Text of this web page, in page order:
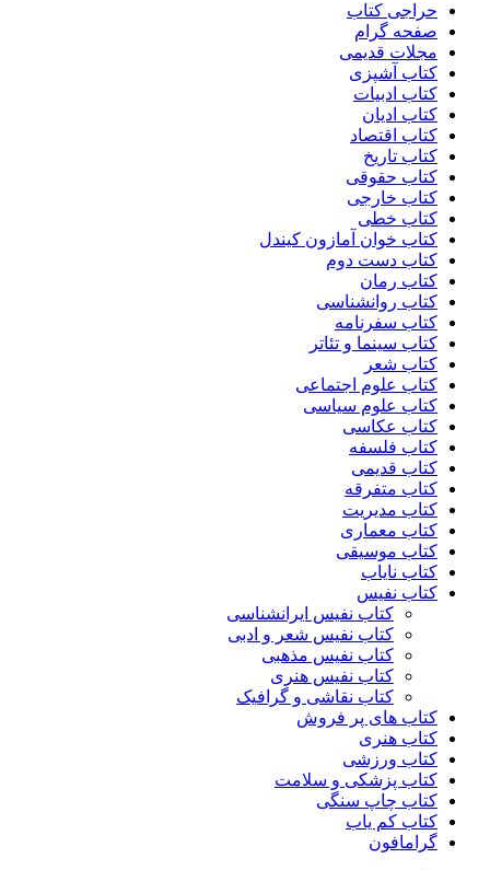
حراجی کتاب
صفحه گرام
مجلات قدیمی
کتاب آشپزی
کتاب ادبیات
کتاب ادیان
کتاب اقتصاد
کتاب تاریخ
کتاب حقوقی
کتاب خارجی
کتاب خطی
کتاب خوان آمازون کیندل
کتاب دست دوم
کتاب رمان
کتاب روانشناسی
کتاب سفرنامه
کتاب سینما و تئاتر
کتاب شعر
کتاب علوم اجتماعی
کتاب علوم سیاسی
کتاب عکاسی
کتاب فلسفه
کتاب قدیمی
کتاب متفرقه
کتاب مدیریت
کتاب معماری
کتاب موسیقی
کتاب نایاب
کتاب نفیس
کتاب نفیس ایرانشناسی
کتاب نفیس شعر و ادبی
کتاب نفیس مذهبی
کتاب نفیس هنری
کتاب نقاشی و گرافیک
کتاب های پر فروش
کتاب هنری
کتاب ورزشی
کتاب پزشکی و سلامت
کتاب چاپ سنگی
کتاب کم یاب
گرامافون